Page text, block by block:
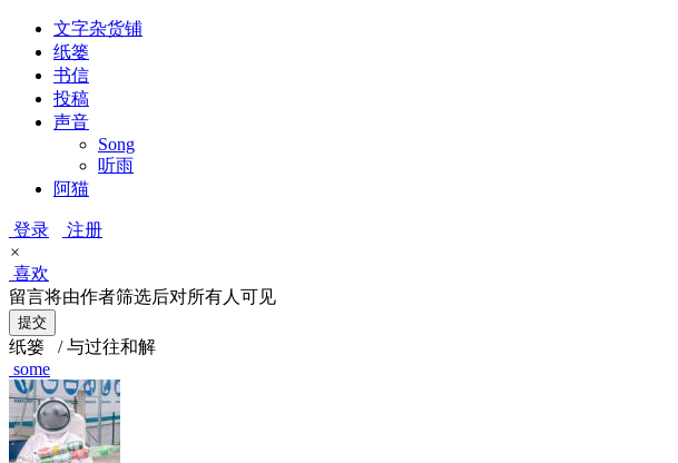
文字杂货铺
纸篓
书信
投稿
声音
Song
听雨
阿猫
登录
注册
×
喜欢
留言将由作者筛选后对所有人可见
纸篓
/ 与过往和解
some